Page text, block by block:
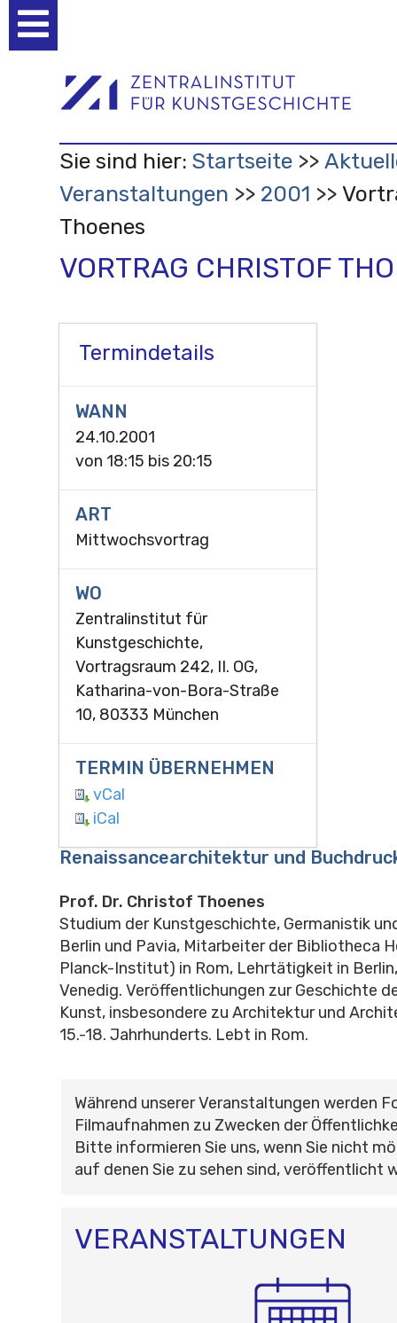
Werkzeuge
Sie sind hier: Startseite
Veranstaltungen
2001
Thoenes
VORTRAG CHRISTOF
Termindetails
WANN
24.10.2001
von 18:15 bis 20:15
ART
Mittwochsvortrag
WO
Zentralinstitut für
Kunstgeschichte,
Vortragsraum 242, II. OG,
Katharina-von-Bora-Straße
10, 80333 München
TERMIN ÜBERNEHMEN
vCal
iCal
Renaissancearchitektur und
Prof. Dr. Christof Thoenes
Studium der Kunstgeschichte, Germanistik
Berlin und Pavia, Mitarbeiter der Bibliotheca
Planck-Institut) in Rom, Lehrtätigkeit in
Venedig. Veröffentlichungen zur Geschichte
Kunst, insbesondere zu Architektur und
15.-18. Jahrhunderts. Lebt in Rom.
Während unserer Veranstaltungen werden
Filmaufnahmen zu Zwecken der
Bitte informieren Sie uns, wenn Sie nicht
auf denen Sie zu sehen sind, veröffentlicht
VERANSTALTUNGEN